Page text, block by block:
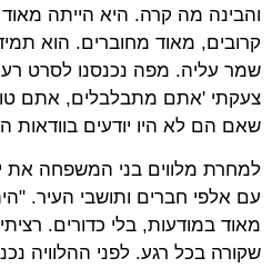
והבינה מה קרה. היא הייתה מאוד
קרובים, מאוד מחוברים. הוא
שמר עליה. מפה נכנסנו לסרט
צעקתי 'אתם מתבלבלים, אתם
שאם הם לא היו יודעים בוודאות
למחרת מלווים בני המשפחה את
עם אלפי חברים ותושבי העיר.
מאוד במודעות, בלי כדורים.
שקורה בכל רגע. לפני ההלוויה